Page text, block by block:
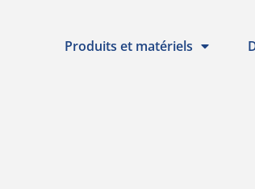
Produits et matériels